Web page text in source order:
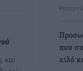
και
που
κιλό